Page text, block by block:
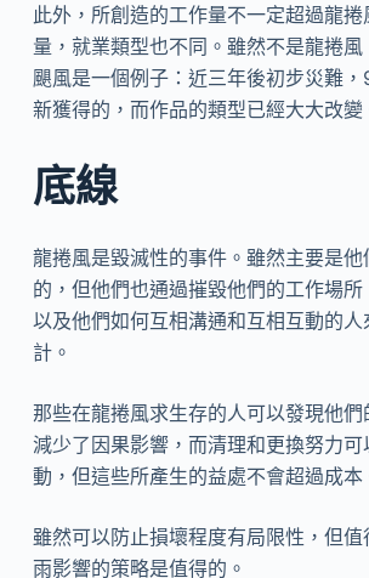
此外，所創造的工作量不一定超過龍
量，就業類型也不同。雖然不是龍捲
颶風是一個例子：近三年後初步災難
新獲得的，而作品的類型已經大大改變
底線
龍捲風是毀滅性的事件。雖然主要是
的，但他們也通過摧毀他們的工作場
以及他們如何互相溝通和互相互動的
計。
那些在龍捲風求生存的人可以發現他
減少了因果影響，而清理和更換努力
動，但這些所產生的益處不會超過成本
雖然可以防止損壞程度有局限性，但
雨影響的策略是值得的。